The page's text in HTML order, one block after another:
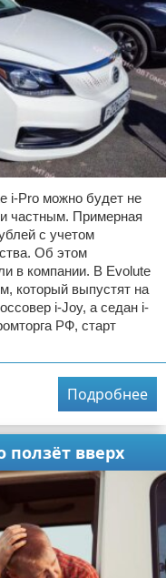
i-Pro можно будет не
частным. Примерная
с учетом
Об этом
в компании. В Evolute
который выпустят на
i-Joy, а седан i-
РФ, старт
Подробнее
вверх